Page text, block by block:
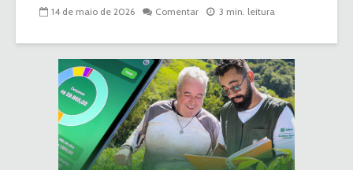
14 de maio de 2026 Comentar 3 min. leitura